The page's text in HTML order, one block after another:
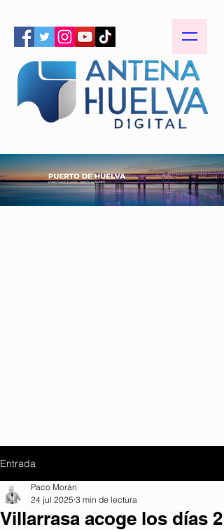
Entrada
Villarrasa acoge los días 2
Paco Morán
24 jul 2025 3 min de lectura